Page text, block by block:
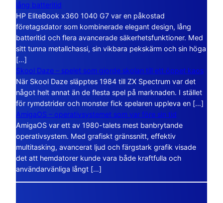
lång batteritid
HP EliteBook x360 1040 G7 var en påkostad
företagsdator som kombinerade elegant design, lång
batteritid och flera avancerade säkerhetsfunktioner. Med
sitt tunna metallchassi, sin vikbara pekskärm och sin höga
[…]
Skool Daze – spelet som gjorde skolan till ett öppet kaos
När Skool Daze släpptes 1984 till ZX Spectrum var det
något helt annat än de flesta spel på marknaden. I stället
för rymdstrider och monster fick spelaren uppleva en […]
AmigaOS – operativsystemet som var före sin tid
AmigaOS var ett av 1980-talets mest banbrytande
operativsystem. Med grafiskt gränssnitt, effektiv
multitasking, avancerat ljud och färgstark grafik visade
det att hemdatorer kunde vara både kraftfulla och
användarvänliga långt […]